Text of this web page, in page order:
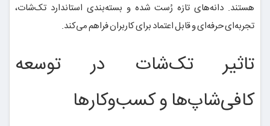
هستند. دانه‌های تازه رُست شده و بسته‌بندی استاندارد تک‌شات،
تجربه‌ای حرفه‌ای و قابل اعتماد برای کاربران فراهم می‌کند.
تاثیر تک‌شات در توسعه
کافی‌شاپ‌ها و کسب‌وکارها